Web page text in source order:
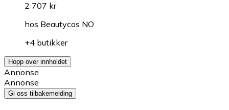
2 707 kr
hos Beautycos NO
+4 butikker
Hopp over innholdet
Annonse
Annonse
Gi oss tilbakemelding